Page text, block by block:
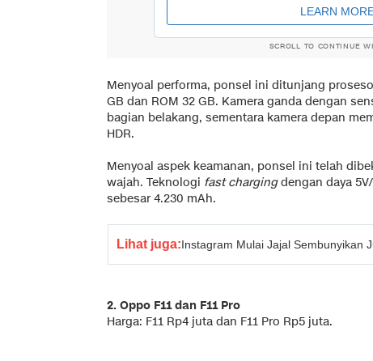
SCROLL TO CONTINUE
Menyoal performa, ponsel ini ditunjang
GB dan ROM 32 GB. Kamera ganda dengan
bagian belakang, sementara kamera depan
HDR.
Menyoal aspek keamanan, ponsel ini telah
wajah. Teknologi fast chargingdengan daya
sebesar 4.230 mAh.
Lihat juga:Instagram Mulai Jajal Sembunyikan
2. Oppo F11 dan F11 Pro
Harga: F11 Rp4 juta dan F11 Pro Rp5 juta.